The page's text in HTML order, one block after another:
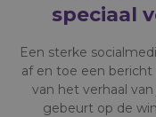
speciaal
Een sterke
af en toe een
van het verhaal
gebeurt op de